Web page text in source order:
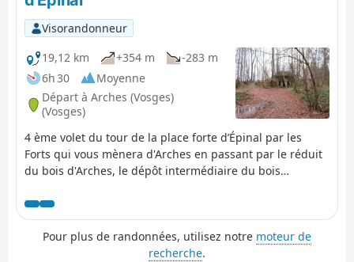
Visorandonneur
19,12 km
+354 m
-283 m
6h 30
Moyenne
Départ à Arches (Vosges)
(Vosges)
4 ème volet du tour de la place forte d’Épinal par les
Forts qui vous mènera d'Arches en passant par le réduit
du bois d'Arches, le dépôt intermédiaire du bois
l'Etang du Bult, le fort des Friches et arrivée au fort du
RoulonC'est une randonnée en ligne, pour cela, déposer
un véhicule à l'étang de Morevoid après le Roulon sur la
route d'Uzemain. Rejoindre le départ à Arches en
Pour plus de randonnées, utilisez notre moteur de
recherche.